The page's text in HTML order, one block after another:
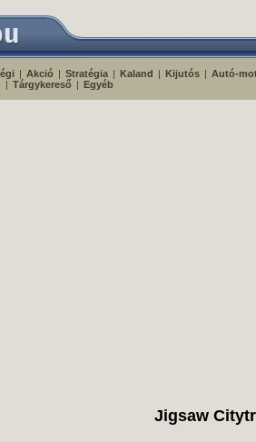
| Akció | Stratégia | Kaland | Kijutós | Autó-
| Tárgykereső | Egyéb
Jigsaw